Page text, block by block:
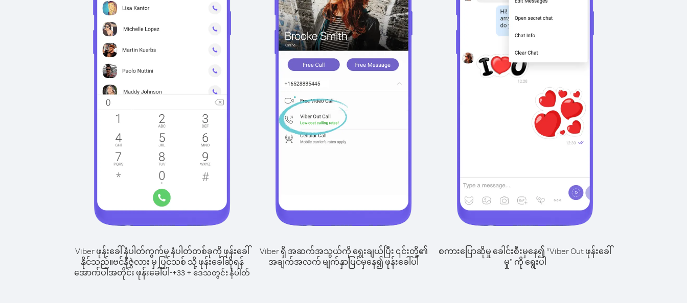
Viber ဖုန်းခေါ်နံပါတ်ကွက်မှ နံပါတ်တစ်ခုကို ဖုန်းခေါ်
နိုင်သည်။ဗင်နီဇွဲလား မှ ပြင်သစ် သို့ ဖုန်းခေါ်ဆိုရန်
အောက်ပါအတိုင်း ဖုန်းခေါ်ပါ-+33 + ဒေသတွင်း နံပါတ်
Viber ရှိ အဆက်အသွယ်ကို ရွေးချယ်ပြီး ၎င်းတို့၏
အချက်အလက် မျက်နှာပြင်မှနေ၍ ဖုန်းခေါ်ပါ
စကားပြောဆိုမှု ခေါင်းစီးမှနေ၍ “Viber Out ဖုန်းခေါ်
မှု” ကို ရွေးပါ